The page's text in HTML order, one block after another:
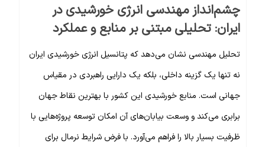
چشم‌انداز مهندسی انرژی خورشیدی در
ایران: تحلیلی مبتنی بر منابع و عملکرد
تحلیل مهندسی نشان می‌دهد که پتانسیل انرژی خورشیدی ایران
نه تنها یک گزینه داخلی، بلکه یک دارایی راهبردی در مقیاس
جهانی است. منابع خورشیدی این کشور با بهترین نقاط جهان
برابری می‌کند و وسعت بیابان‌های آن امکان توسعه پروژه‌هایی با
ظرفیت بسیار بالا را فراهم می‌آورد. با فرض شرایط نرمال برای